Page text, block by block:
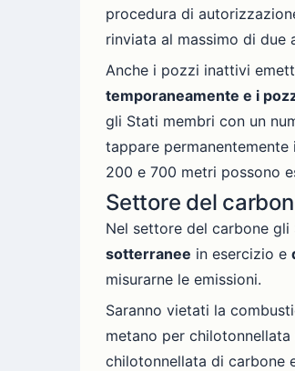
procedura di
rinviata al massimo di due
Anche i pozzi inattivi
temporaneamente e i
gli Stati membri con un
tappare
200 e 700 metri possono
Settore del
Nel settore del carbone
sotterranee in esercizio e
misurarne le emissioni.
Saranno vietati la
metano per
chilotonnellata di carbone